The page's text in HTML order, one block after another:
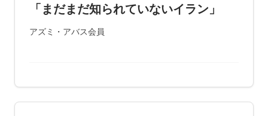
「まだまだ知られていないイラン」
アズミ・アバス会員